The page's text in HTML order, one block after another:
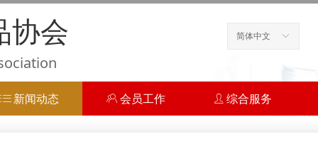
ꂇ 新闻动态 ꁘ 会员工作 ꄑ 综合服务
协会 ꀅ
简体中文